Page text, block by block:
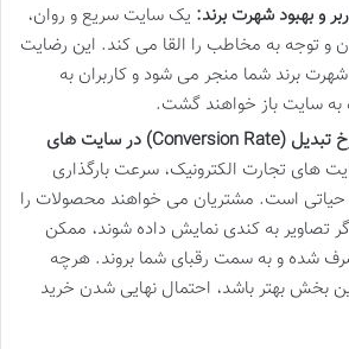
و بهبود شهرت برند: یک سایت سریع و روان،
توجه به مخاطب را القا می کند. این رضایت
شهرت برند شما منجر می شود و کاربران به
به سایت باز خواهند گشت.
تأثیر مستقیم بر نرخ تبدیل (Conversion Rate) در سایت های
های تجارت الکترونیک، سرعت بارگذاری
است. مشتریان می خواهند محصولات را
تصاویر به کندی نمایش داده شوند، ممکن
شده و به سمت رقبای شما بروند. هرچه
بخش بهتر باشد، احتمال نهایی شدن خرید